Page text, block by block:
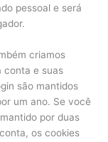
pessoal e será
criamos
conta e suas
são mantidos
um ano. Se você
por duas
os cookies